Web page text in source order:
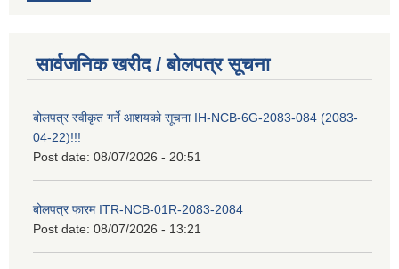
सार्वजनिक खरीद / बोलपत्र सूचना
बोलपत्र स्वीकृत गर्ने आशयको सूचना IH-NCB-6G-2083-084 (2083-
04-22)!!!
Post date: 08/07/2026 - 20:51
बोलपत्र फारम ITR-NCB-01R-2083-2084
Post date: 08/07/2026 - 13:21